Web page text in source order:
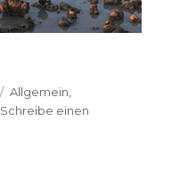
Kategorien
Allgemein
Schreibe einen